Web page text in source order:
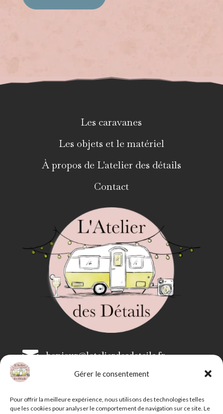
Gérer le consentement
Pour offrir la meilleure expérience, nous utilisons des technologies telles
que les cookies pour analyser le comportement de navigation sur ce site. Le
Les caravanes
Les objets et le matériel
À propos de L'atelier des détails
Contact
 bonjour@latelierdesdetails.fr